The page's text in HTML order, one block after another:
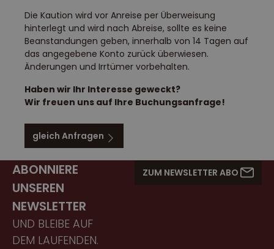
Die Kaution wird vor Anreise per Überweisung
hinterlegt und wird nach Abreise, sollte es keine
Beanstandungen geben, innerhalb von 14 Tagen auf
das angegebene Konto zurück überwiesen.
Änderungen und Irrtümer vorbehalten.
Haben wir Ihr Interesse geweckt?
Wir freuen uns auf Ihre Buchungsanfrage!
gleich Anfragen
ABONNIERE
UNSEREN
NEWSLETTER
UND BLEIBE AUF
DEM LAUFENDEN.
ZUM NEWSLETTER ABO